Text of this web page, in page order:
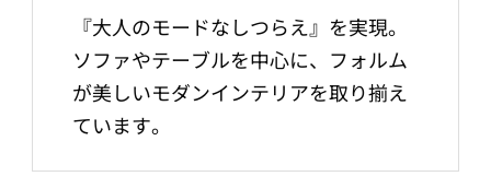
『大人のモードなしつらえ』を実現。
ソファやテーブルを中心に、フォルム
が美しいモダンインテリアを取り揃え
ています。